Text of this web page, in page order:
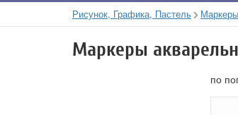
Рисунок, Графика, Пастель Маркеры
Маркеры
по